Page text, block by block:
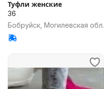
Туфли женские
36
Бобруйск, Могилевская обл.